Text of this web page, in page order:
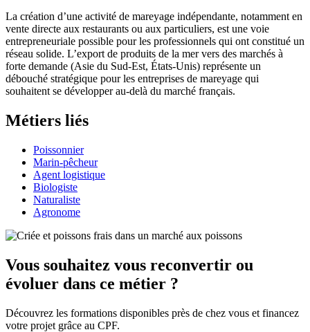
La création d’une activité de mareyage indépendante, notamment en
vente directe aux restaurants ou aux particuliers, est une voie
entrepreneuriale possible pour les professionnels qui ont constitué un
réseau solide. L’export de produits de la mer vers des marchés à
forte demande (Asie du Sud-Est, États-Unis) représente un
débouché stratégique pour les entreprises de mareyage qui
souhaitent se développer au-delà du marché français.
Métiers liés
Poissonnier
Marin-pêcheur
Agent logistique
Biologiste
Naturaliste
Agronome
Vous souhaitez vous reconvertir ou
évoluer dans ce métier ?
Découvrez les formations disponibles près de chez vous et financez
votre projet grâce au CPF.